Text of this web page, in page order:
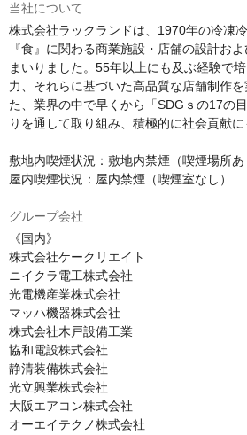
当社について
株式会社ラックランドは、1970年の冷凍
『食』に関わる商業施設・店舗の設計お
まいりました。55年以上にも及ぶ経験で
力、それらに基づいた高品質な店舗制作
た、業界の中で早くから「SDGｓの17の
りを通して取り組み、積極的に社会貢献に
敷地内喫煙状況：敷地内禁煙（喫煙場所あ
屋内喫煙状況：屋内禁煙（喫煙室なし）
グループ会社
《国内》
株式会社ケークリエイト
ニイクラ電工株式会社
光電機産業株式会社
マッハ機器株式会社
株式会社木戸設備工業
協和電設株式会社
静清装備株式会社
光立興業株式会社
大阪エアコン株式会社
オーエイテクノ株式会社